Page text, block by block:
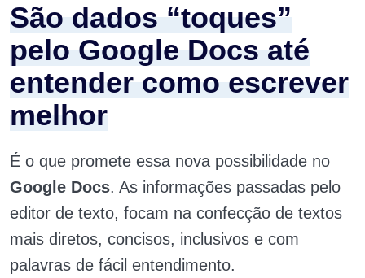
São dados “toques”
pelo Google Docs até
entender como escrever
melhor
É o que promete essa nova possibilidade no
Google Docs. As informações passadas pelo
editor de texto, focam na confecção de textos
mais diretos, concisos, inclusivos e com
palavras de fácil entendimento.